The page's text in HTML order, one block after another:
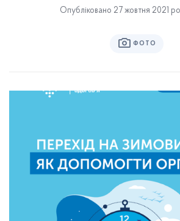
Опубліковано 27 жовтня 2021
ФОТО